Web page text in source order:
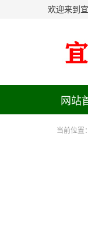
欢迎来到
网站
当前位置：